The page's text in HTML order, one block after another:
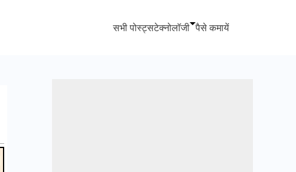
सभी पोस्ट्सटेक्नोलॉजी पैसे कमायें